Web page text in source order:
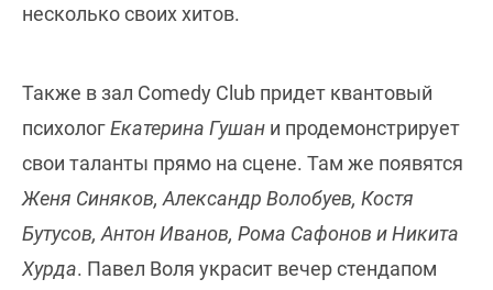
несколько своих хитов.
Также в зал Comedy Club придет квантовый
психологЕкатерина Гушан и продемонстрирует
свои таланты прямо на сцене. Там же появятся
Женя Синяков, Александр Волобуев, Костя
Бутусов, Антон Иванов, Рома Сафонов и Никита
Хурда. Павел Воля украсит вечер стендапом